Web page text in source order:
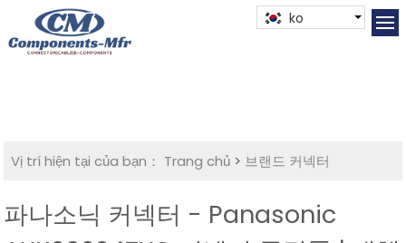
ko
Vị trí hiện tại của bạn： Trang chủ > 브랜드 커넥터
파나소닉 커넥터 - Panasonic